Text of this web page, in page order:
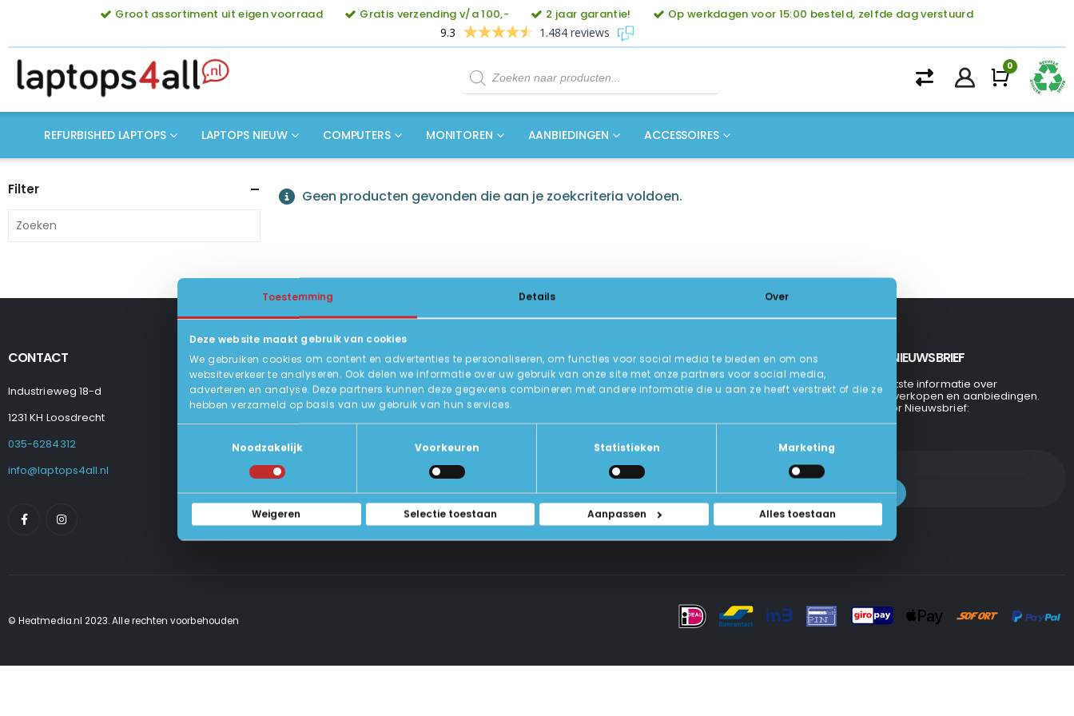
Toestemming Details Over
Deze website maakt gebruik van cookies
We gebruiken cookies om content en advertenties te personaliseren, om functies voor social media te bieden en om ons
websiteverkeer te analyseren. Ook delen we informatie over uw gebruik van onze site met onze partners voor social media,
adverteren en analyse. Deze partners kunnen deze gegevens combineren met andere informatie die u aan ze heeft verstrekt of die ze
hebben verzameld op basis van uw gebruik van hun services.
Noodzakelijk
Voorkeuren Statistieken Marketing
Weigeren Selectie toestaan Aanpassen Alles toestaan
Groot assortiment uit eigen voorraad Gratis verzending v/a 100,- 2 jaar garantie!
Op werkdagen voor 15:00 besteld, zelfde dag verstuurd
9.3
1.484 reviews
Producten
zoeken
0
REFURBISHED LAPTOPS LAPTOPS NIEUW COMPUTERS MONITOREN AANBIEDINGEN ACCESSOIRES
Geen producten gevonden die aan je zoekcriteria voldoen.
Filter
CONTACT
Industrieweg 18-d
1231 KH Loosdrecht
035-6284312
info@laptops4all.nl
KLANTENSERVICE
Levering
Betalen En Bestellen
Retourneren
Veel Gestelde Vragen
Algemene Voorwaarden
Privacy Beleid
INFORMATIE
Over Ons
U-Pas
Contact Met Ons Opnemen
INSCHRIJVEN NIEUWSBRIEF
Ontvang de laatste informatie over
evenementen, verkopen en aanbiedingen.
Aanmelden voor Nieuwsbrief:
© Heatmedia.nl 2023. Alle rechten voorbehouden